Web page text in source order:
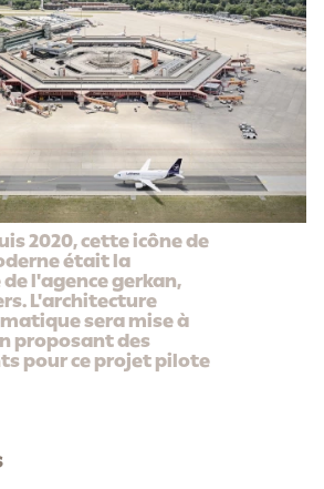
2020, cette icône de
était la
l'agence gerkan,
L'architecture
sera mise à
proposant des
pour ce projet pilote